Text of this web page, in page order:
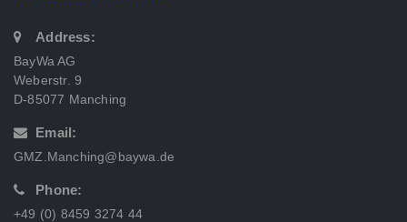
Address:
BayWa AG
Weberstr. 9
D-85077 Manching
Email:
GMZ.Manching@baywa.de
Phone:
+49 (0) 8459 3274 44